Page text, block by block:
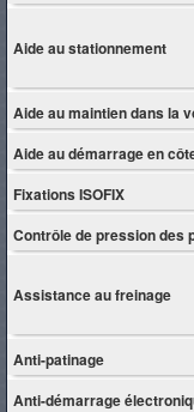
Aide au stationnement
Aide au maintien dans la
Aide au démarrage en
Fixations ISOFIX
Contrôle de pression des
Assistance au freinage
Anti-patinage
Anti-démarrage